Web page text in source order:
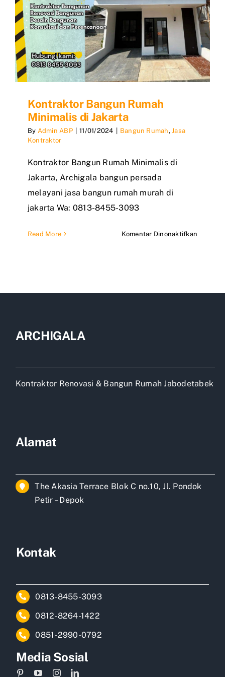
Kontraktor Bangun Rumah
Minimalis di Jakarta
By Admin ABP | 11/01/2024 | Bangun Rumah, Jasa
Kontraktor
Kontraktor Bangun Rumah Minimalis di
Jakarta, Archigala bangun persada
melayani jasa bangun rumah murah di
jakarta Wa: 0813-8455-3093
Read More Komentar Dinonaktifkan
di
ARCHIGALA
Kontraktor Renovasi & Bangun Rumah Jabodetabek
Alamat
The Akasia Terrace Blok C no.10, Jl. Pondok
Petir – Depok
Kontak
0813-8455-3093
0812-8264-1422
0851-2990-0792
Media Sosial